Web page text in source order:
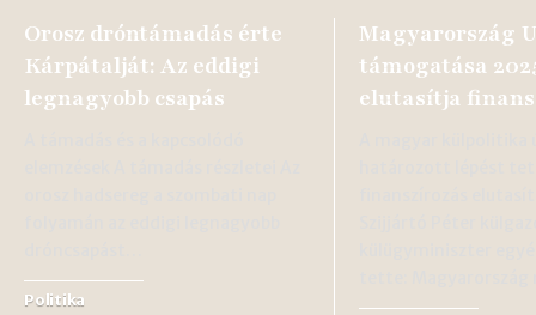
Orosz dróntámadás érte
Kárpátalját: Az eddigi
legnagyobb csapás
Politika
Magyarország
támogatása
elutasítja